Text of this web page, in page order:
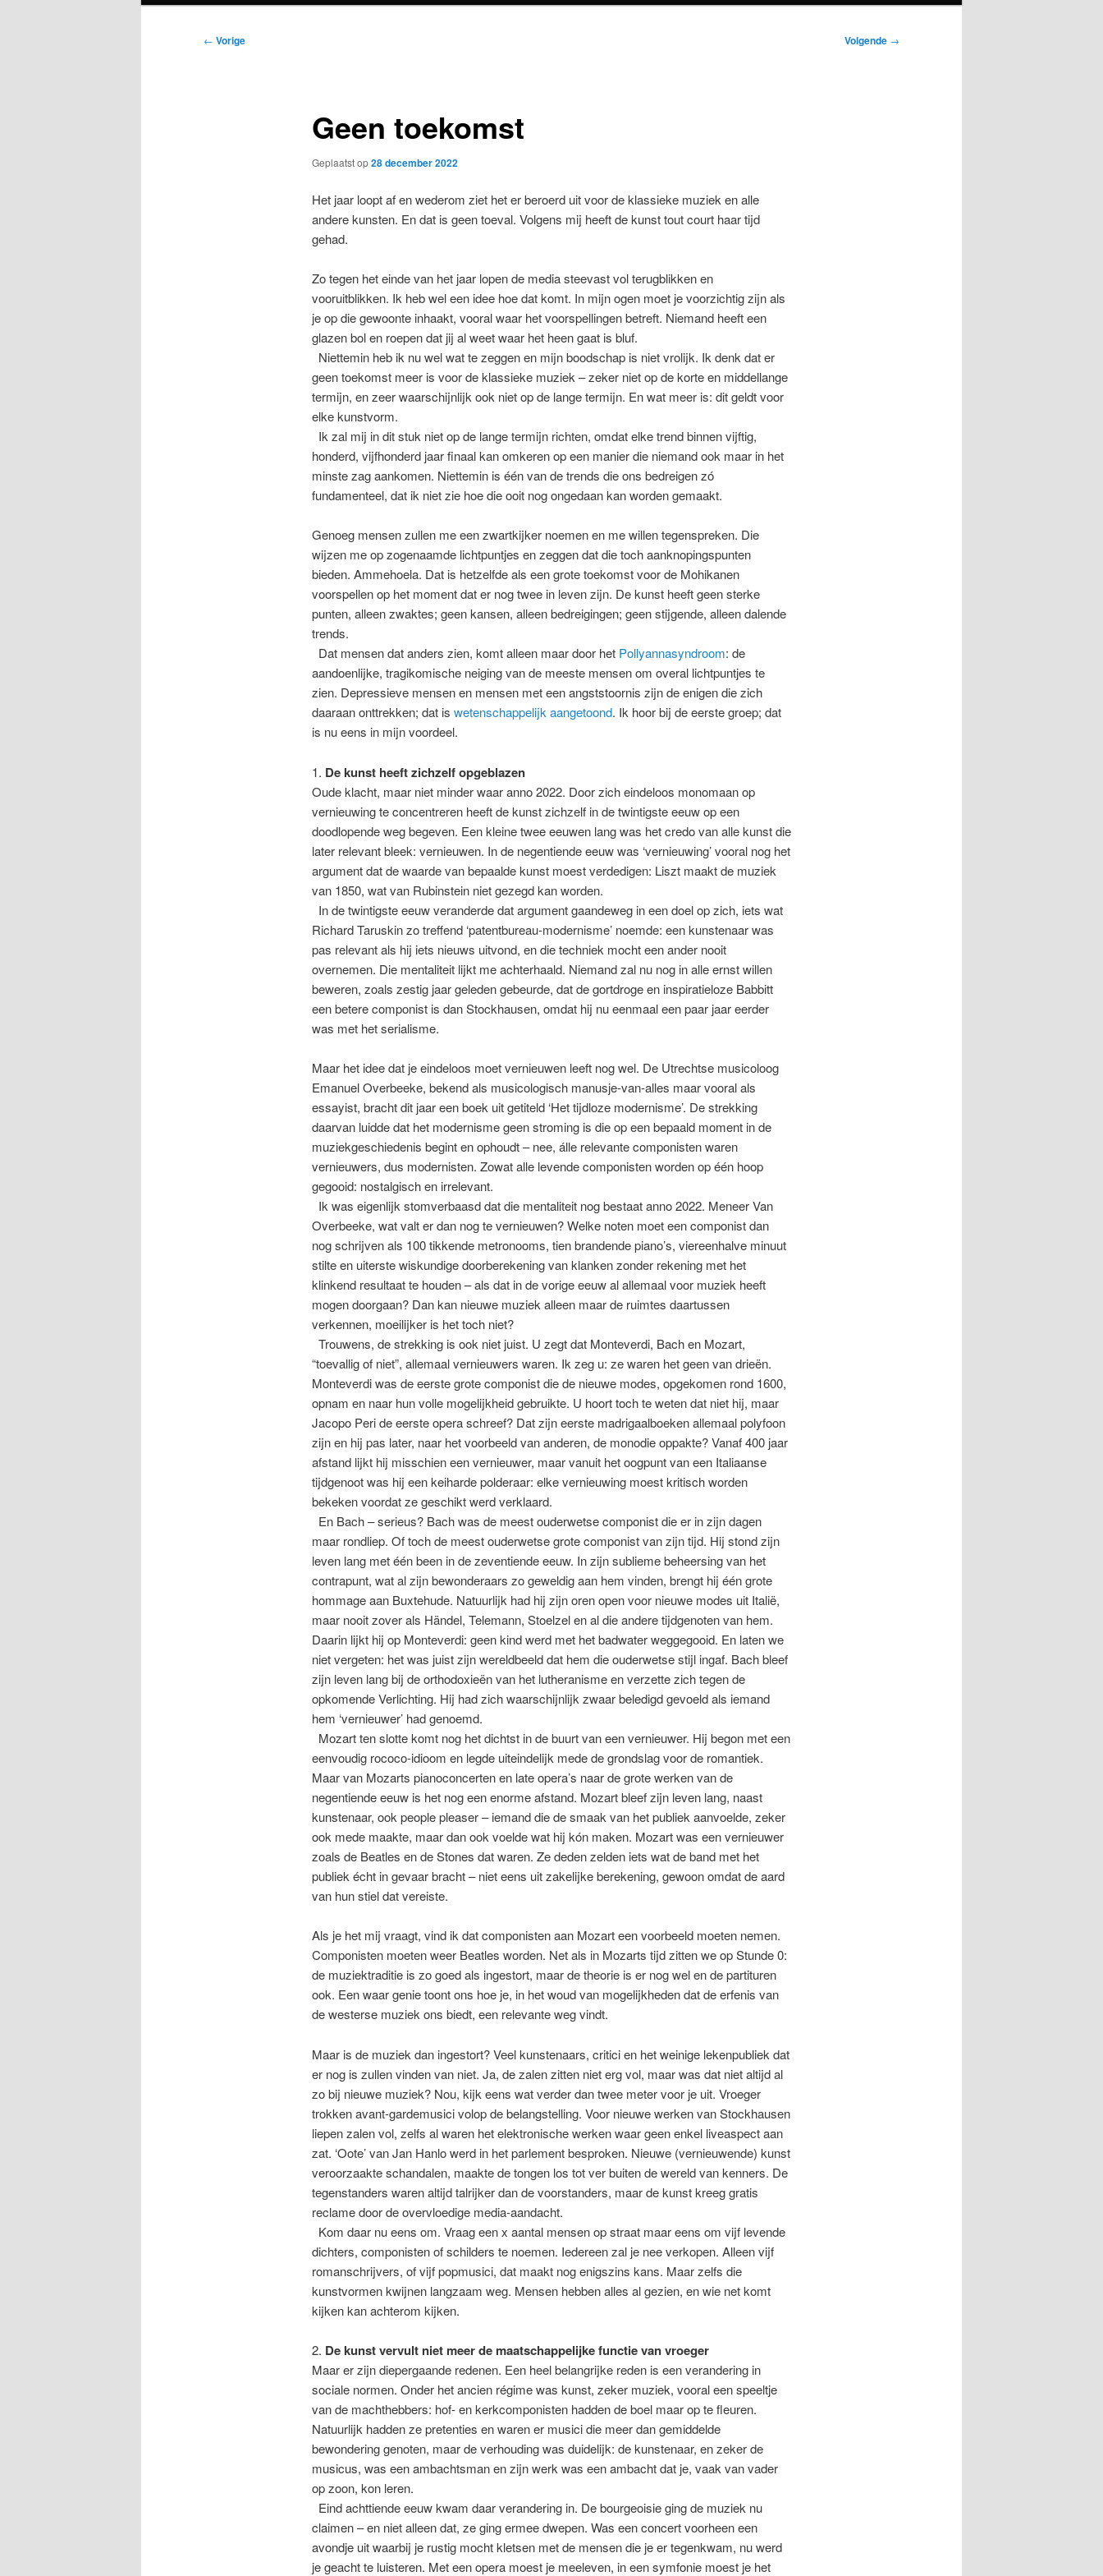
Bericht
← Vorige Volgende →
Geen toekomst
Geplaatst op28 december 2022
Het jaar loopt af en wederom ziet het er beroerd uit voor de klassieke muziek en alle
andere kunsten. En dat is geen toeval. Volgens mij heeft de kunst tout court haar tijd
gehad.
Zo tegen het einde van het jaar lopen de media steevast vol terugblikken en
vooruitblikken. Ik heb wel een idee hoe dat komt. In mijn ogen moet je voorzichtig zijn als
je op die gewoonte inhaakt, vooral waar het voorspellingen betreft. Niemand heeft een
glazen bol en roepen dat jij al weet waar het heen gaat is bluf.
Niettemin heb ik nu wel wat te zeggen en mijn boodschap is niet vrolijk. Ik denk dat er
geen toekomst meer is voor de klassieke muziek – zeker niet op de korte en middellange
termijn, en zeer waarschijnlijk ook niet op de lange termijn. En wat meer is: dit geldt voor
elke kunstvorm.
Ik zal mij in dit stuk niet op de lange termijn richten, omdat elke trend binnen vijftig,
honderd, vijfhonderd jaar finaal kan omkeren op een manier die niemand ook maar in het
minste zag aankomen. Niettemin is één van de trends die ons bedreigen zó
fundamenteel, dat ik niet zie hoe die ooit nog ongedaan kan worden gemaakt.
Genoeg mensen zullen me een zwartkijker noemen en me willen tegenspreken. Die
wijzen me op zogenaamde lichtpuntjes en zeggen dat die toch aanknopingspunten
bieden. Ammehoela. Dat is hetzelfde als een grote toekomst voor de Mohikanen
voorspellen op het moment dat er nog twee in leven zijn. De kunst heeft geen sterke
punten, alleen zwaktes; geen kansen, alleen bedreigingen; geen stijgende, alleen dalende
trends.
Dat mensen dat anders zien, komt alleen maar door het Pollyannasyndroom: de
aandoenlijke, tragikomische neiging van de meeste mensen om overal lichtpuntjes te
zien. Depressieve mensen en mensen met een angststoornis zijn de enigen die zich
daaraan onttrekken; dat is wetenschappelijk aangetoond. Ik hoor bij de eerste groep; dat
is nu eens in mijn voordeel.
1. De kunst heeft zichzelf opgeblazen
Oude klacht, maar niet minder waar anno 2022. Door zich eindeloos monomaan op
vernieuwing te concentreren heeft de kunst zichzelf in de twintigste eeuw op een
doodlopende weg begeven. Een kleine twee eeuwen lang was het credo van alle kunst die
later relevant bleek: vernieuwen. In de negentiende eeuw was ‘vernieuwing’ vooral nog het
argument dat de waarde van bepaalde kunst moest verdedigen: Liszt maakt de muziek
van 1850, wat van Rubinstein niet gezegd kan worden.
In de twintigste eeuw veranderde dat argument gaandeweg in een doel op zich, iets wat
Richard Taruskin zo treffend ‘patentbureau-modernisme’ noemde: een kunstenaar was
pas relevant als hij iets nieuws uitvond, en die techniek mocht een ander nooit
overnemen. Die mentaliteit lijkt me achterhaald. Niemand zal nu nog in alle ernst willen
beweren, zoals zestig jaar geleden gebeurde, dat de gortdroge en inspiratieloze Babbitt
een betere componist is dan Stockhausen, omdat hij nu eenmaal een paar jaar eerder
was met het serialisme.
Maar het idee dat je eindeloos moet vernieuwen leeft nog wel. De Utrechtse musicoloog
Emanuel Overbeeke, bekend als musicologisch manusje-van-alles maar vooral als
essayist, bracht dit jaar een boek uit getiteld ‘Het tijdloze modernisme’. De strekking
daarvan luidde dat het modernisme geen stroming is die op een bepaald moment in de
muziekgeschiedenis begint en ophoudt – nee, álle relevante componisten waren
vernieuwers, dus modernisten. Zowat alle levende componisten worden op één hoop
gegooid: nostalgisch en irrelevant.
Ik was eigenlijk stomverbaasd dat die mentaliteit nog bestaat anno 2022. Meneer Van
Overbeeke, wat valt er dan nog te vernieuwen? Welke noten moet een componist dan
nog schrijven als 100 tikkende metronooms, tien brandende piano’s, viereenhalve minuut
stilte en uiterste wiskundige doorberekening van klanken zonder rekening met het
klinkend resultaat te houden – als dat in de vorige eeuw al allemaal voor muziek heeft
mogen doorgaan? Dan kan nieuwe muziek alleen maar de ruimtes daartussen
verkennen, moeilijker is het toch niet?
Trouwens, de strekking is ook niet juist. U zegt dat Monteverdi, Bach en Mozart,
“toevallig of niet”, allemaal vernieuwers waren. Ik zeg u: ze waren het geen van drieën.
Monteverdi was de eerste grote componist die de nieuwe modes, opgekomen rond 1600,
opnam en naar hun volle mogelijkheid gebruikte. U hoort toch te weten dat niet hij, maar
Jacopo Peri de eerste opera schreef? Dat zijn eerste madrigaalboeken allemaal polyfoon
zijn en hij pas later, naar het voorbeeld van anderen, de monodie oppakte? Vanaf 400 jaar
afstand lijkt hij misschien een vernieuwer, maar vanuit het oogpunt van een Italiaanse
tijdgenoot was hij een keiharde polderaar: elke vernieuwing moest kritisch worden
bekeken voordat ze geschikt werd verklaard.
En Bach – serieus? Bach was de meest ouderwetse componist die er in zijn dagen
maar rondliep. Of toch de meest ouderwetse grote componist van zijn tijd. Hij stond zijn
leven lang met één been in de zeventiende eeuw. In zijn sublieme beheersing van het
contrapunt, wat al zijn bewonderaars zo geweldig aan hem vinden, brengt hij één grote
hommage aan Buxtehude. Natuurlijk had hij zijn oren open voor nieuwe modes uit Italië,
maar nooit zover als Händel, Telemann, Stoelzel en al die andere tijdgenoten van hem.
Daarin lijkt hij op Monteverdi: geen kind werd met het badwater weggegooid. En laten we
niet vergeten: het was juist zijn wereldbeeld dat hem die ouderwetse stijl ingaf. Bach bleef
zijn leven lang bij de orthodoxieën van het lutheranisme en verzette zich tegen de
opkomende Verlichting. Hij had zich waarschijnlijk zwaar beledigd gevoeld als iemand
hem ‘vernieuwer’ had genoemd.
Mozart ten slotte komt nog het dichtst in de buurt van een vernieuwer. Hij begon met een
eenvoudig rococo-idioom en legde uiteindelijk mede de grondslag voor de romantiek.
Maar van Mozarts pianoconcerten en late opera’s naar de grote werken van de
negentiende eeuw is het nog een enorme afstand. Mozart bleef zijn leven lang, naast
kunstenaar, ook people pleaser – iemand die de smaak van het publiek aanvoelde, zeker
ook mede maakte, maar dan ook voelde wat hij kón maken. Mozart was een vernieuwer
zoals de Beatles en de Stones dat waren. Ze deden zelden iets wat de band met het
publiek écht in gevaar bracht – niet eens uit zakelijke berekening, gewoon omdat de aard
van hun stiel dat vereiste.
Als je het mij vraagt, vind ik dat componisten aan Mozart een voorbeeld moeten nemen.
Componisten moeten weer Beatles worden. Net als in Mozarts tijd zitten we op Stunde 0:
de muziektraditie is zo goed als ingestort, maar de theorie is er nog wel en de partituren
ook. Een waar genie toont ons hoe je, in het woud van mogelijkheden dat de erfenis van
de westerse muziek ons biedt, een relevante weg vindt.
Maar is de muziek dan ingestort? Veel kunstenaars, critici en het weinige lekenpubliek dat
er nog is zullen vinden van niet. Ja, de zalen zitten niet erg vol, maar was dat niet altijd al
zo bij nieuwe muziek? Nou, kijk eens wat verder dan twee meter voor je uit. Vroeger
trokken avant-gardemusici volop de belangstelling. Voor nieuwe werken van Stockhausen
liepen zalen vol, zelfs al waren het elektronische werken waar geen enkel liveaspect aan
zat. ‘Oote’ van Jan Hanlo werd in het parlement besproken. Nieuwe (vernieuwende) kunst
veroorzaakte schandalen, maakte de tongen los tot ver buiten de wereld van kenners. De
tegenstanders waren altijd talrijker dan de voorstanders, maar de kunst kreeg gratis
reclame door de overvloedige media-aandacht.
Kom daar nu eens om. Vraag een x aantal mensen op straat maar eens om vijf levende
dichters, componisten of schilders te noemen. Iedereen zal je nee verkopen. Alleen vijf
romanschrijvers, of vijf popmusici, dat maakt nog enigszins kans. Maar zelfs die
kunstvormen kwijnen langzaam weg. Mensen hebben alles al gezien, en wie net komt
kijken kan achterom kijken.
2. De kunst vervult niet meer de maatschappelijke functie van vroeger
Maar er zijn diepergaande redenen. Een heel belangrijke reden is een verandering in
sociale normen. Onder het ancien régime was kunst, zeker muziek, vooral een speeltje
van de machthebbers: hof- en kerkcomponisten hadden de boel maar op te fleuren.
Natuurlijk hadden ze pretenties en waren er musici die meer dan gemiddelde
bewondering genoten, maar de verhouding was duidelijk: de kunstenaar, en zeker de
musicus, was een ambachtsman en zijn werk was een ambacht dat je, vaak van vader
op zoon, kon leren.
Eind achttiende eeuw kwam daar verandering in. De bourgeoisie ging de muziek nu
claimen – en niet alleen dat, ze ging ermee dwepen. Was een concert voorheen een
avondje uit waarbij je rustig mocht kletsen met de mensen die je er tegenkwam, nu werd
je geacht te luisteren. Met een opera moest je meeleven, in een symfonie moest je het